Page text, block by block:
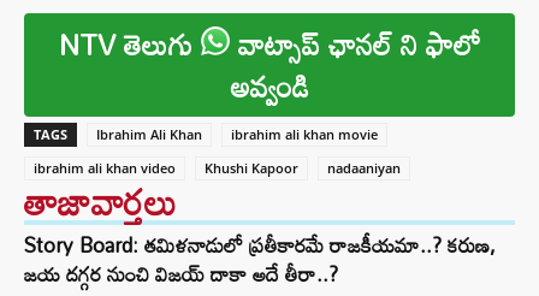
NTV తెలుగు వాట్సాప్ ఛానల్ ని ఫాలో
అవ్వండి
TAGS Ibrahim Ali Khan
ibrahim ali khan movie
ibrahim ali khan video
Khushi Kapoor nadaaniyan
తాజావార్తలు
Story Board: తమిళనాడులో ప్రతీకారమే రాజకీయమా..? కరుణ,
జయ దగ్గర నుంచి విజయ్ దాకా అదే తీరా..?